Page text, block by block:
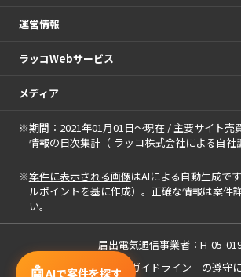
AIで案件を探す
運営情報
ラッコWebサービス
メディア
※期間：2021年01月01日～現在 / 主要サイト売
情報の日次集計（ ラッコ株式会社による自社
※案件に表示される画像はAIによる自動生成で
ルポイントを基に作成）。正確な情報は案件
い。
届出電気通信事業者：H-05-
「中小M&Aガイドライン」の遵守